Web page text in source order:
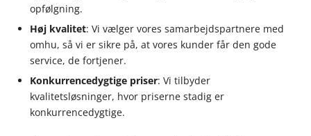
opfølgning.
Høj kvalitet: Vi vælger vores samarbejdspartnere med
omhu, så vi er sikre på, at vores kunder får den gode
service, de fortjener.
Konkurrencedygtige priser: Vi tilbyder
kvalitetsløsninger, hvor priserne stadig er
konkurrencedygtige.